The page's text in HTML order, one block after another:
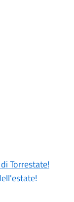
Torrestate!